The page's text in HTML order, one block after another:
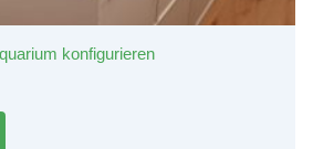
konfigurieren